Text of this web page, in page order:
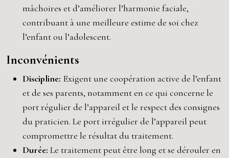
mâchoires et d’améliorer l’harmonie faciale,
contribuant à une meilleure estime de soi chez
l’enfant ou l’adolescent.
Inconvénients
Discipline: Exigent une coopération active de l’enfant
et de ses parents, notamment en ce qui concerne le
port régulier de l’appareil et le respect des consignes
du praticien. Le port irrégulier de l’appareil peut
compromettre le résultat du traitement.
Durée: Le traitement peut être long et se dérouler en